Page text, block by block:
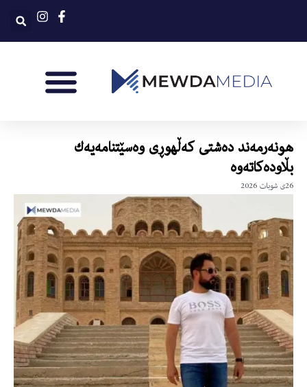
هونەرمەند دەشتی كەڵهوڕی وەسێتنامەیەك
بڵاودەكاتەوە
26ی شوبات 2026